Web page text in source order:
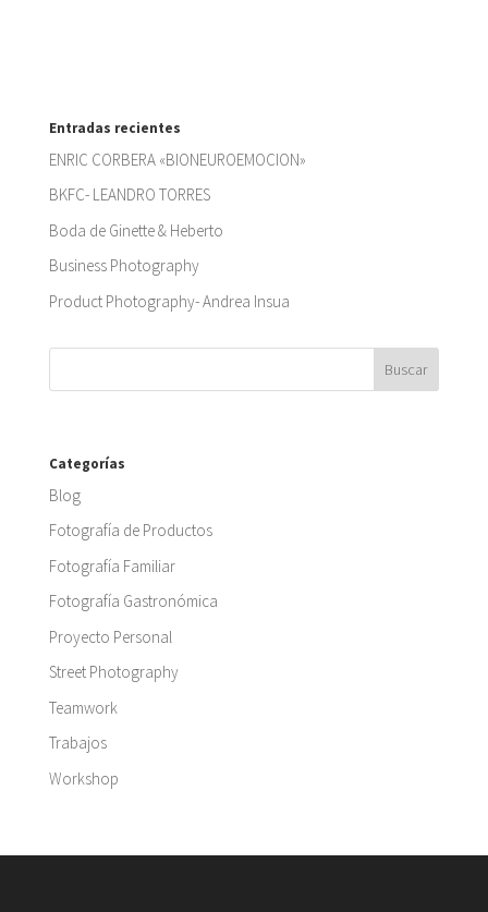
Entradas recientes
ENRIC CORBERA «BIONEUROEMOCION»
BKFC- LEANDRO TORRES
Boda de Ginette & Heberto
Business Photography
Product Photography- Andrea Insua
Categorías
Blog
Fotografía de Productos
Fotografía Familiar
Fotografía Gastronómica
Proyecto Personal
Street Photography
Teamwork
Trabajos
Workshop